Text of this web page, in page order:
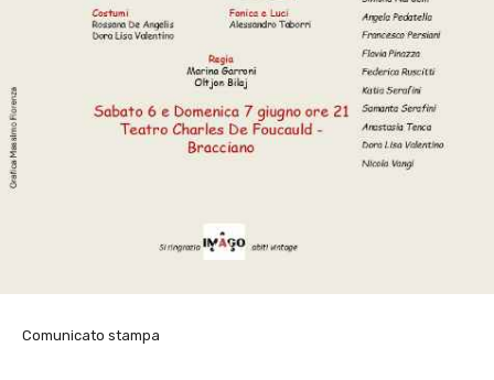
Comunicato stampa